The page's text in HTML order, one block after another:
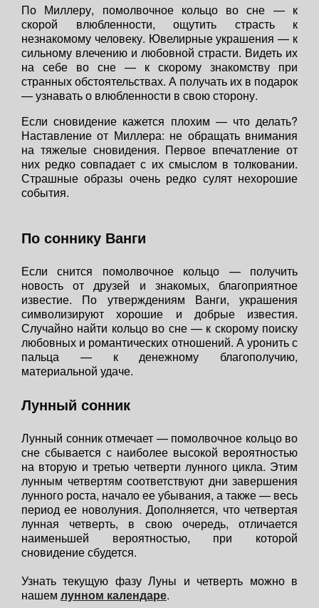
По Миллеру, помолвочное кольцо во сне — к
скорой влюбленности, ощутить страсть к
незнакомому человеку. Ювелирные украшения — к
сильному влечению и любовной страсти. Видеть их
на себе во сне — к скорому знакомству при
странных обстоятельствах. А получать их в подарок
— узнавать о влюбленности в свою сторону.
Если сновидение кажется плохим — что делать?
Наставление от Миллера: не обращать внимания
на тяжелые сновидения. Первое впечатление от
них редко совпадает с их смыслом в толковании.
Страшные образы очень редко сулят нехорошие
события.
По соннику Ванги
Если снится помолвочное кольцо — получить
новость от друзей и знакомых, благоприятное
известие. По утверждениям Ванги, украшения
символизируют хорошие и добрые известия.
Случайно найти кольцо во сне — к скорому поиску
любовных и романтических отношений. А уронить с
пальца — к денежному благополучию,
материальной удаче.
Лунный сонник
Лунный сонник отмечает — помолвочное кольцо во
сне сбывается с наиболее высокой вероятностью
на вторую и третью четверти лунного цикла. Этим
лунным четвертям соответствуют дни завершения
лунного роста, начало ее убывания, а также — весь
период ее новолуния. Дополняется, что четвертая
лунная четверть, в свою очередь, отличается
наименьшей вероятностью, при которой
сновидение сбудется.
Узнать текущую фазу Луны и четверть можно в
нашем лунном календаре.